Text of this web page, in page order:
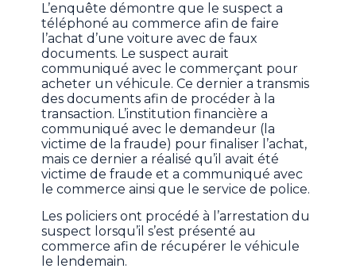
L’enquête démontre que le suspect a
téléphoné au commerce afin de faire
l’achat d’une voiture avec de faux
documents. Le suspect aurait
communiqué avec le commerçant pour
acheter un véhicule. Ce dernier a transmis
des documents afin de procéder à la
transaction. L’institution financière a
communiqué avec le demandeur (la
victime de la fraude) pour finaliser l’achat,
mais ce dernier a réalisé qu’il avait été
victime de fraude et a communiqué avec
le commerce ainsi que le service de police.
Les policiers ont procédé à l’arrestation du
suspect lorsqu’il s’est présenté au
commerce afin de récupérer le véhicule
le lendemain.